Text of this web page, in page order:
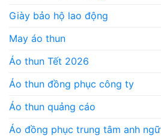
Giày bảo hộ lao động
May áo thun
Áo thun Tết 2026
Áo thun đồng phục công ty
Áo thun quảng cáo
Áo đồng phục trung tâm anh ngữ